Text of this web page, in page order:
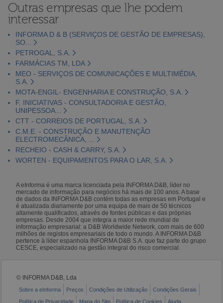
Outras empresas que lhe podem
interessar
INFORMA D & B (SERVIÇOS DE GESTÃO DE EMPRESAS),
SO...
PETROGAL, S.A.
FARMÁCIAS TM, LDA
MEO - SERVIÇOS DE COMUNICAÇÕES E MULTIMÉDIA,
S.A.
MOTA-ENGIL- ENGENHARIA E CONSTRUÇÃO, S.A.
F. INICIATIVAS - CONSULTADORIA E GESTÃO,
UNIPESSOA...
CTT - CORREIOS DE PORTUGAL, S.A.
C.M.E. - CONSTRUÇÃO E MANUTENÇÃO
ELECTROMECÂNICA, ...
RECHEIO - CASH & CARRY, S.A.
WORTEN - EQUIPAMENTOS PARA O LAR, S.A.
A eInforma é uma marca licenciada pela INFORMA D&B, líder no
mercado de informação para negócios há mais de 100 anos. A base
de dados da INFORMA D&B contém todas as empresas em Portugal e
é atualizada diariamente por uma equipa de mais de 50 técnicos
altamente qualificados, através de fontes públicas e das próprias
empresas. Desde 2004 que integra a maior rede mundial de
informação empresarial: a D&B Worldwide Network, com mais de 600
milhões de registos empresariais de todo o mundo. A INFORMA D&B
pertence à líder espanhola INFORMA D&B S.A. que faz parte do grupo
CESCE, especializado na gestão integral do risco comercial.
© INFORMA D&B, Lda
Sobre a eInforma Preços Condições de Utilização
Condições Gerais
Política de Privacidade
Mapa do Site Política de Cookies Ajuda